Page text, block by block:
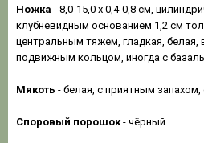
Ножка - 8,0-15,0 х 0,4-0,8 см,
клубневидным основанием 1,2 см
центральным тяжем, гладкая, белая,
подвижным кольцом, иногда с
Мякоть - белая, с приятным запахом,
Споровый порошок- чёрный.